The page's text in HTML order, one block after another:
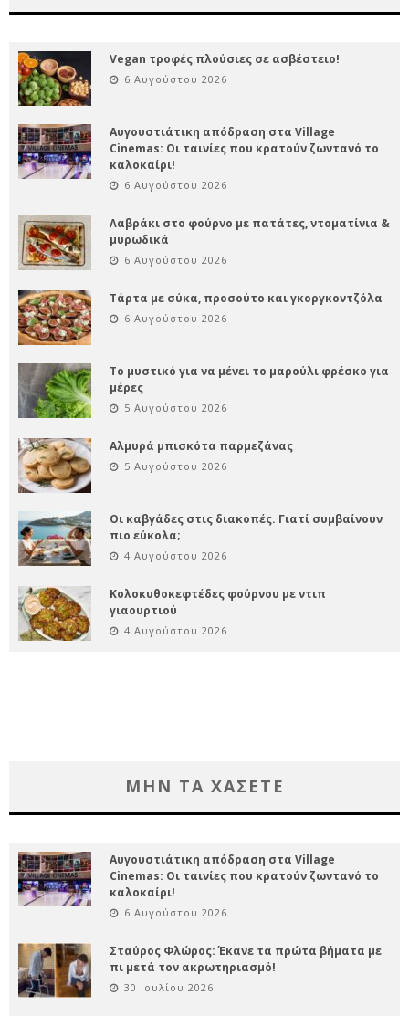
Vegan τροφές πλούσιες σε ασβέστειο!
6 Αυγούστου 2026
Αυγουστιάτικη απόδραση στα Village
Cinemas: Οι ταινίες που κρατούν ζωντανό το
καλοκαίρι!
6 Αυγούστου 2026
Λαβράκι στο φούρνο με πατάτες, ντοματίνια &
μυρωδικά
6 Αυγούστου 2026
Τάρτα με σύκα, προσούτο και γκοργκοντζόλα
6 Αυγούστου 2026
Το μυστικό για να μένει το μαρούλι φρέσκο για
μέρες
5 Αυγούστου 2026
Αλμυρά μπισκότα παρμεζάνας
5 Αυγούστου 2026
Οι καβγάδες στις διακοπές. Γιατί συμβαίνουν
πιο εύκολα;
4 Αυγούστου 2026
Κολοκυθοκεφτέδες φούρνου με ντιπ
γιαουρτιού
4 Αυγούστου 2026
ΜΗΝ ΤΑ ΧΑΣΕΤΕ
Αυγουστιάτικη απόδραση στα Village
Cinemas: Οι ταινίες που κρατούν ζωντανό το
καλοκαίρι!
6 Αυγούστου 2026
Σταύρος Φλώρος: Έκανε τα πρώτα βήματα με
πι μετά τον ακρωτηριασμό!
30 Ιουλίου 2026